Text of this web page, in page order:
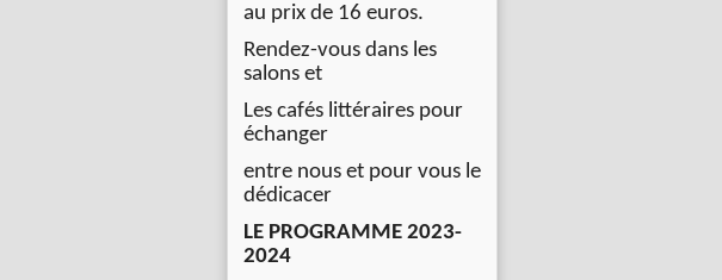
au prix de 16 euros.
Rendez-vous dans les
salons et
Les cafés littéraires pour
échanger
entre nous et pour vous le
dédicacer
LE PROGRAMME 2023-
2024